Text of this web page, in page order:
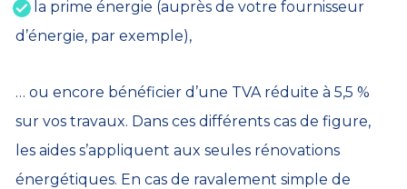
la prime énergie (auprès de votre fournisseur
d’énergie, par exemple),
… ou encore bénéficier d’une TVA réduite à 5,5 %
sur vos travaux. Dans ces différents cas de figure,
les aides s’appliquent aux seules rénovations
énergétiques. En cas de ravalement simple de